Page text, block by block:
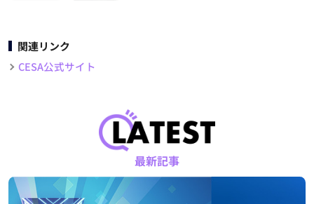
関連リンク
CESA公式サイト
最新記事